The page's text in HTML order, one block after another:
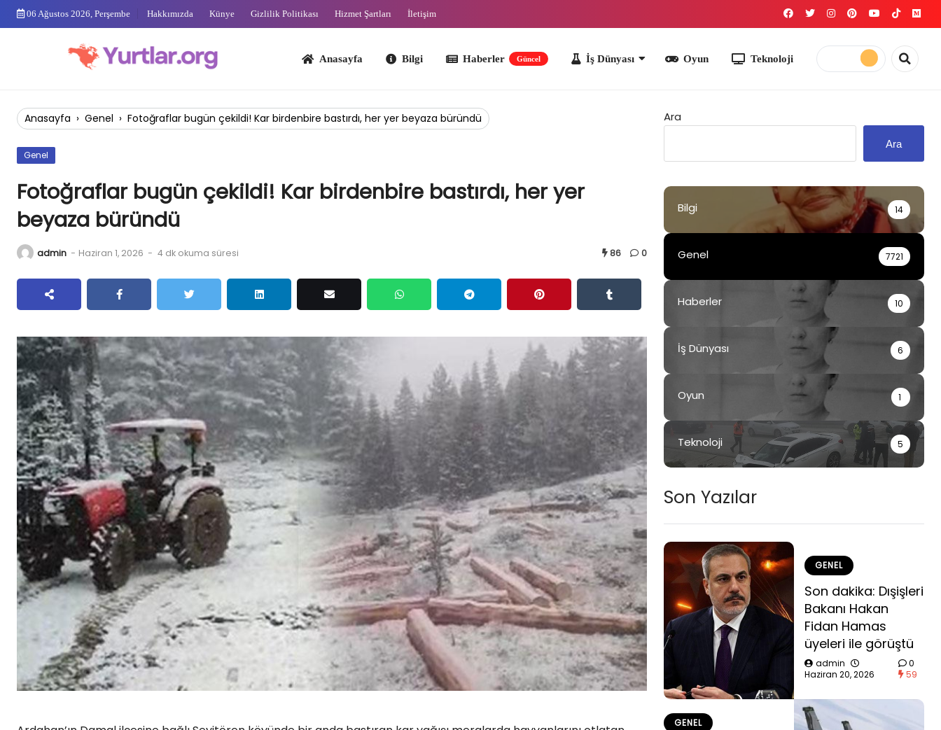
Skip
06 Ağustos 2026, Perşembe Hakkımızda Künye Gizlilik Politikası Hizmet Şartları İletişim
Anasayfa Haberler İş Dünyası Teknoloji
Anasayfa › Genel › Fotoğraflar bugün çekildi! Kar birdenbire bastırdı, her yer beyaza büründü
Genel
Fotoğraflar bugün çekildi! Kar birdenbire bastırdı, her yer
beyaza büründü
admin - Haziran 1, 2026 - 4 dk okuma süresi 86 0
Ara
Ara
Bilgi 14
Genel 7721
Haberler 10
İş Dünyası 6
Oyun 1
Teknoloji 5
Son Yazılar
GENEL
Son dakika: Dışişleri
Bakanı Hakan
Fidan Hamas
üyeleri ile görüştü
admin
Haziran 20, 2026
0
59
GENEL